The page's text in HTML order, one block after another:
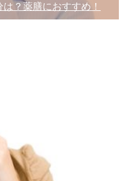
？薬膳におすすめ！